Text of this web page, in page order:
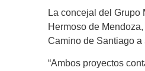
La concejal del
Hermoso de
Camino de Santiago
“Ambos proyectos